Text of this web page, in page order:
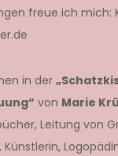
freue ich mich:
in der
von Marie
Leitung von